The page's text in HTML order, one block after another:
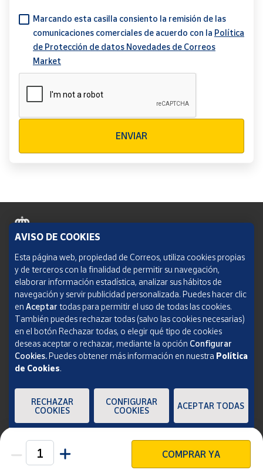
Unidades COMPRAR YA
Marcando esta casilla consiento la remisión de las
comunicaciones comerciales de acuerdo con la Política
de Protección de datos Novedades de Correos
Market
ENVIAR
Política de cookies
Aviso legal
Condiciones del servicio
Política de Privacidad Web
Informe de transparencia
SOCIEDAD ESTATAL CORREOS Y TELÉGRAFOS, S.A., S.M.E. Todos los derechos
AVISO DE COOKIES
Esta página web, propiedad de Correos, utiliza cookies propias
y de terceros con la finalidad de permitir su navegación,
elaborar información estadística, analizar sus hábitos de
navegación y servir publicidad personalizada. Puedes hacer clic
en Aceptar todas para permitir el uso de todas las cookies.
También puedes rechazar todas (salvo las cookies necesarias)
en el botón Rechazar todas, o elegir qué tipo de cookies
deseas aceptar o rechazar, mediante la opción Configurar
Cookies.Puedes obtener más información en nuestra Política
de Cookies.
RECHAZAR
COOKIES
CONFIGURAR
COOKIES
ACEPTAR TODAS